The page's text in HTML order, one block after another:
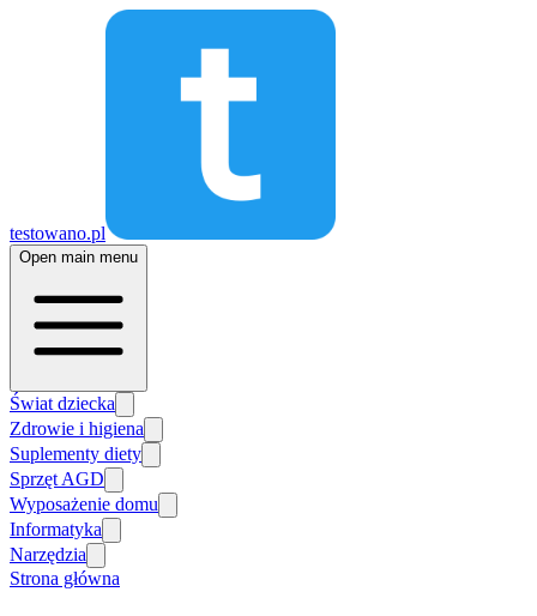
testowano.pl
Open main menu
Świat dziecka
Zdrowie i higiena
Suplementy diety
Sprzęt AGD
Wyposażenie domu
Informatyka
Narzędzia
Strona główna